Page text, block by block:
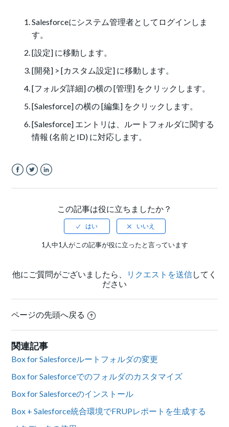
Salesforceにシステム管理者としてログインしま
す。
[設定] に移動します。
[開発] > [カスタム設定] に移動します。
[フォルダ詳細] の横の [管理] をクリックします。
[Salesforce] の横の [編集] をクリックします。
[Salesforce] エントリは、ルートフォルダに関する
情報 (名前とID) に対応します。
この記事は役に立ちましたか？
1人中1人がこの記事が役に立ったと言っています
他にご質問がございましたら、 リクエストを送信してく
ださい
ページの先頭へ戻る
関連記事
Box for Salesforceルートフォルダの変更
Box for Salesforceでのフォルダのカスタマイズ
Box for Salesforceのインストール
Box + Salesforce統合環境でFRUPレポートを生成する